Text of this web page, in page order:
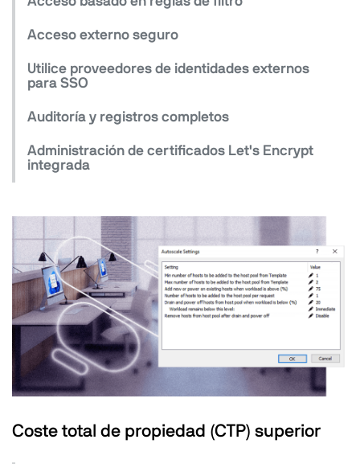
Acceso externo seguro
Utilice proveedores de identidades externos
para SSO
Auditoría y registros completos
Administración de certificados Let's Encrypt
integrada
Coste total de propiedad (CTP) superior